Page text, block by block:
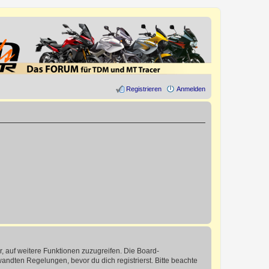
Anmelden
Registrieren
auf weitere Funktionen zuzugreifen. Die Board-
Regelungen, bevor du dich registrierst. Bitte beachte